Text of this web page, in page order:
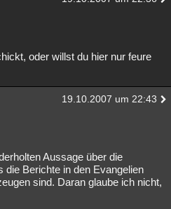
oder willst du hier nur feure
19.10.2007 um 22:43
Aussage über die
die Berichte in den Evangelien
sind. Daran glaube ich nicht,